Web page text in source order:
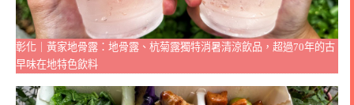
彰化｜黃家地骨露：地骨露、杭菊露獨特消暑清涼飲品，超過70年的古
早味在地特色飲料